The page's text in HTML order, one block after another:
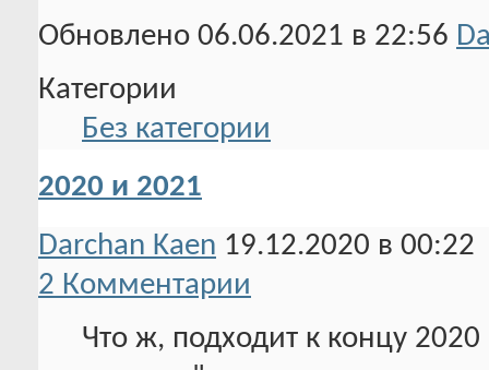
Обновлено 06.06.2021 в 22:56
Категории
Без категории
2020 и 2021
Darchan Kaen 19.12.2020 в 00:22
2 Комментарии
Что ж, подходит к концу 2020